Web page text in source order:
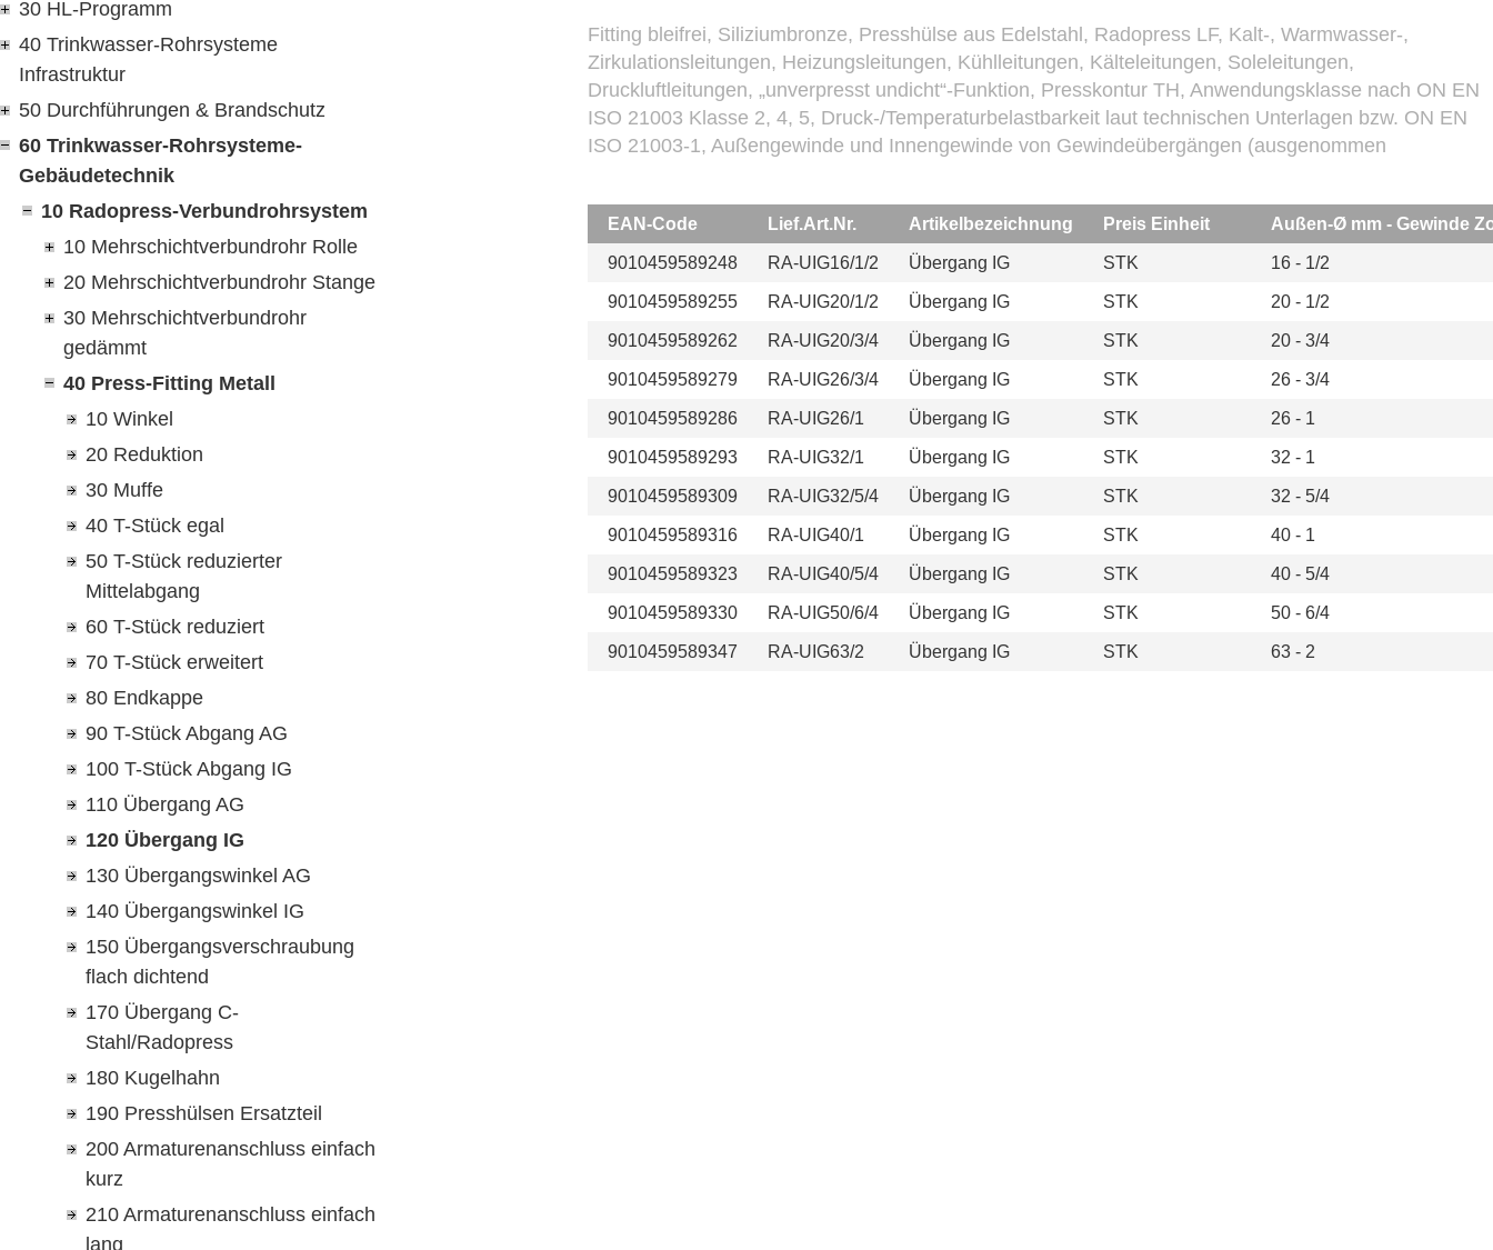
30 HL-Programm
40 Trinkwasser-Rohrsysteme
Infrastruktur
50 Durchführungen & Brandschutz
60 Trinkwasser-Rohrsysteme-
Gebäudetechnik
10 Radopress-Verbundrohrsystem
10 Mehrschichtverbundrohr Rolle
20 Mehrschichtverbundrohr Stange
30 Mehrschichtverbundrohr
gedämmt
40 Press-Fitting Metall
10 Winkel
20 Reduktion
30 Muffe
40 T-Stück egal
50 T-Stück reduzierter
Mittelabgang
60 T-Stück reduziert
70 T-Stück erweitert
80 Endkappe
90 T-Stück Abgang AG
100 T-Stück Abgang IG
110 Übergang AG
120 Übergang IG
130 Übergangswinkel AG
140 Übergangswinkel IG
150 Übergangsverschraubung
flach dichtend
170 Übergang C-
Stahl/Radopress
180 Kugelhahn
190 Presshülsen Ersatzteil
200 Armaturenanschluss einfach
kurz
210 Armaturenanschluss einfach
lang
Fitting bleifrei, Siliziumbronze, Presshülse aus Edelstahl, Radopress LF, Kalt-, Warmwasser-,
Zirkulationsleitungen, Heizungsleitungen, Kühlleitungen, Kälteleitungen, Soleleitungen,
Druckluftleitungen, „unverpresst undicht“-Funktion, Presskontur TH, Anwendungsklasse nach ON EN
ISO 21003 Klasse 2, 4, 5, Druck-/Temperaturbelastbarkeit laut technischen Unterlagen bzw. ON EN
ISO 21003-1, Außengewinde und Innengewinde von Gewindeübergängen (ausgenommen
EAN-Code Lief.Art.Nr. Artikelbezeichnung Preis Einheit Außen-Ø mm - Gewinde
9010459589248 RA-UIG16/1/2 Übergang IG STK 16 - 1/2
9010459589255 RA-UIG20/1/2 Übergang IG STK 20 - 1/2
9010459589262 RA-UIG20/3/4 Übergang IG STK 20 - 3/4
9010459589279 RA-UIG26/3/4 Übergang IG STK 26 - 3/4
9010459589286 RA-UIG26/1 Übergang IG STK 26 - 1
9010459589293 RA-UIG32/1 Übergang IG STK 32 - 1
9010459589309 RA-UIG32/5/4 Übergang IG STK 32 - 5/4
9010459589316 RA-UIG40/1 Übergang IG STK 40 - 1
9010459589323 RA-UIG40/5/4 Übergang IG STK 40 - 5/4
9010459589330 RA-UIG50/6/4 Übergang IG STK 50 - 6/4
9010459589347 RA-UIG63/2 Übergang IG STK 63 - 2